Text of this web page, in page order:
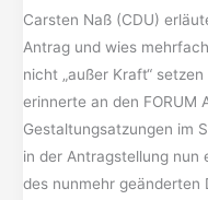
Carsten Naß (CDU)
Antrag und wies
nicht „außer Kraft“
erinnerte an den FORUM
Gestaltungsatzungen im
in der Antragstellung nun
des nunmehr geänderten